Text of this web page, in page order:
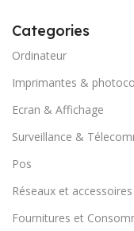
Categories
Ordinateur
Imprimantes &
Ecran & Affichage
Surveillance &
Pos
Réseaux et accessoires
Fournitures et